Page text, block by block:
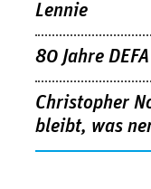
Lennie
80 Jahre DEFA
Christopher
bleibt, was